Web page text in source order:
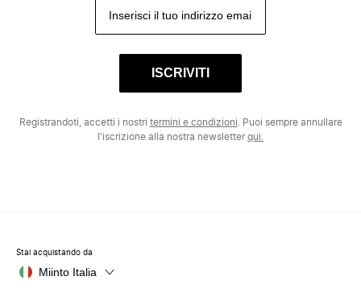
ISCRIVITI
Registrandoti, accetti i nostri termini e condizioni . Puoi sempre annullare
l'iscrizione alla nostra newsletterqui.
Stai acquistando da
Miinto Italia